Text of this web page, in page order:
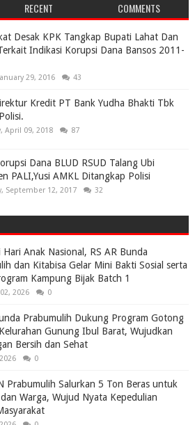
RECENT COMMENTS
Desak KPK Tangkap Bupati Lahat Dan
Indikasi Korupsi Dana Bansos 2011-
29, 2016 43
Kredit PT Bank Yudha Bhakti Tbk
April 09, 2018 87
Dana BLUD RSUD Talang Ubi
PALI,Yusi AMKL Ditangkap Polisi
September 12, 2017 32
Hari Anak Nasional, RS AR Bunda
dan Kitabisa Gelar Mini Bakti Sosial serta
Kampung Bijak Batch 1
2026 0
Prabumulih Dukung Program Gotong
Gunung Ibul Barat, Wujudkan
Bersih dan Sehat
0
Prabumulih Salurkan 5 Ton Beras untuk
Warga, Wujud Nyata Kepedulian